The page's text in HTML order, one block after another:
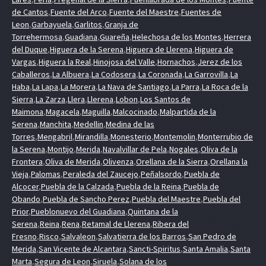
de Cantos,Fuente del Arco,Fuente del Maestre,Fuentes de
Leon,Garbayuela,Garlitos,Granja de
Torrehermosa,Guadiana,Guareña,Helechosa de los Montes,Herrera
del Duque,Higuera de la Serena,Higuera de Llerena,Higuera de
Vargas,Higuera la Real,Hinojosa del Valle,Hornachos,Jerez de los
Caballeros,La Albuera,La Codosera,La Coronada,La Garrovilla,La
Haba,La Lapa,La Morera,La Nava de Santiago,La Parra,La Roca de la
Sierra,La Zarza,Llera,Llerena,Lobon,Los Santos de
Maimona,Magacela,Maguilla,Malcocinado,Malpartida de la
Serena,Manchita,Medellin,Medina de las
Torres,Mengabril,Mirandilla,Monesterio,Montemolin,Monterrubio de
la Serena,Montijo,Merida,Navalvillar de Pela,Nogales,Oliva de la
Frontera,Oliva de Merida,Olivenza,Orellana de la Sierra,Orellana la
Vieja,Palomas,Peraleda del Zaucejo,Peñalsordo,Puebla de
Alcocer,Puebla de la Calzada,Puebla de la Reina,Puebla de
Obando,Puebla de Sancho Perez,Puebla del Maestre,Puebla del
Prior,Pueblonuevo del Guadiana,Quintana de la
Serena,Reina,Rena,Retamal de Llerena,Ribera del
Fresno,Risco,Salvaleon,Salvatierra de los Barros,San Pedro de
Merida,San Vicente de Alcantara,Sancti-Spiritus,Santa Amalia,Santa
Marta,Segura de Leon,Siruela,Solana de los